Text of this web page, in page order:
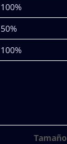
100%
50%
100%
Tamaño